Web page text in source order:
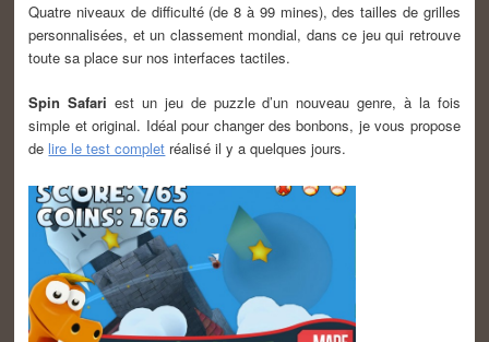
Quatre niveaux de difficulté (de 8 à 99 mines), des tailles de grilles
personnalisées, et un classement mondial, dans ce jeu qui retrouve
toute sa place sur nos interfaces tactiles.
Spin Safari est un jeu de puzzle d’un nouveau genre, à la fois
simple et original. Idéal pour changer des bonbons, je vous propose
de lire le test complet réalisé il y a quelques jours.